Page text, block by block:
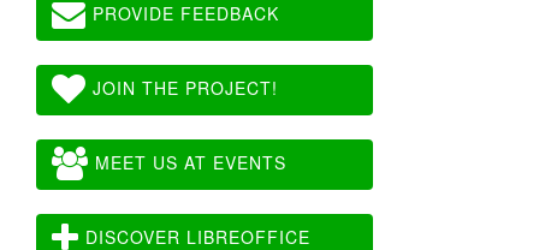
PROVIDE FEEDBACK
JOIN THE PROJECT!
MEET US AT EVENTS
DISCOVER LIBREOFFICE